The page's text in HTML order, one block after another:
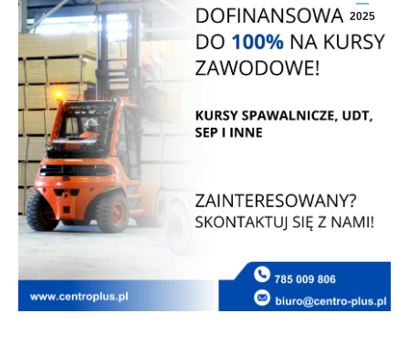
2025